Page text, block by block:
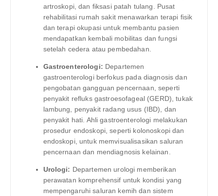
artroskopi, dan fiksasi patah tulang. Pusat
rehabilitasi rumah sakit menawarkan terapi fisik
dan terapi okupasi untuk membantu pasien
mendapatkan kembali mobilitas dan fungsi
setelah cedera atau pembedahan.
Gastroenterologi: Departemen
gastroenterologi berfokus pada diagnosis dan
pengobatan gangguan pencernaan, seperti
penyakit refluks gastroesofageal (GERD), tukak
lambung, penyakit radang usus (IBD), dan
penyakit hati. Ahli gastroenterologi melakukan
prosedur endoskopi, seperti kolonoskopi dan
endoskopi, untuk memvisualisasikan saluran
pencernaan dan mendiagnosis kelainan.
Urologi: Departemen urologi memberikan
perawatan komprehensif untuk kondisi yang
mempengaruhi saluran kemih dan sistem